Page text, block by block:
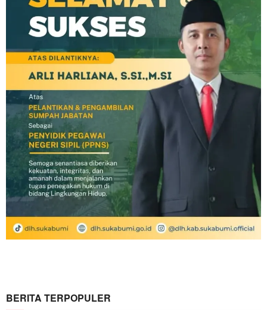
BERITA TERPOPULER